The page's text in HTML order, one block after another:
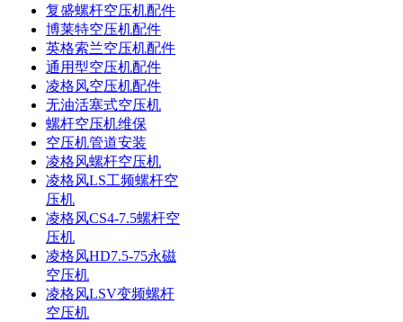
复盛螺杆空压机配件
博莱特空压机配件
英格索兰空压机配件
通用型空压机配件
凌格风空压机配件
无油活塞式空压机
螺杆空压机维保
空压机管道安装
凌格风螺杆空压机
凌格风LS工频螺杆空
压机
凌格风CS4-7.5螺杆空
压机
凌格风HD7.5-75永磁
空压机
凌格风LSV变频螺杆
空压机